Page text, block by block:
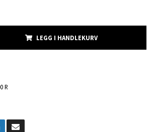
LEGG I HANDLEKURV
R